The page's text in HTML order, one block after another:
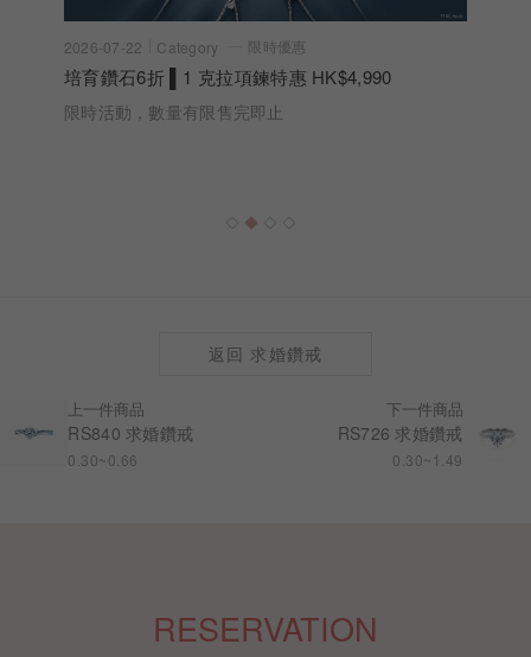
2026-07-22 Category 限時優惠
培育鑽石6折 ▌1 克拉項鍊特惠 HK$4,990
限時活動，數量有限售完即止
上一件商品
RS840 求婚鑽戒
0.30~0.66
下一件商品
RS726 求婚鑽戒
0.30~1.49
返回 求婚鑽戒
RESERVATION